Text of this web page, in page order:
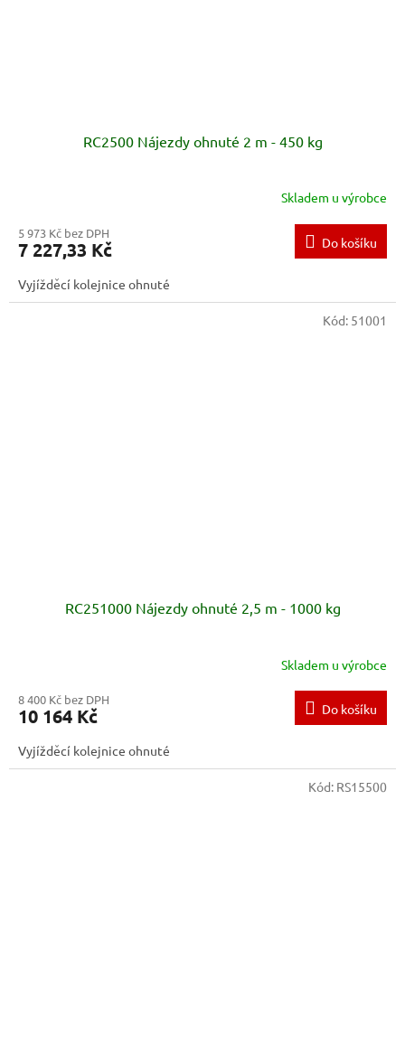
RC2500 Nájezdy ohnuté 2 m - 450 kg
Skladem u výrobce
5 973 Kč bez DPH
7 227,33 Kč Do košíku
Vyjížděcí kolejnice ohnuté
RC251000 Nájezdy ohnuté 2,5 m - 1000 kg
Skladem u výrobce
8 400 Kč bez DPH
10 164 Kč Do košíku
Vyjížděcí kolejnice ohnuté
Kód: 51001
Kód: RS15500